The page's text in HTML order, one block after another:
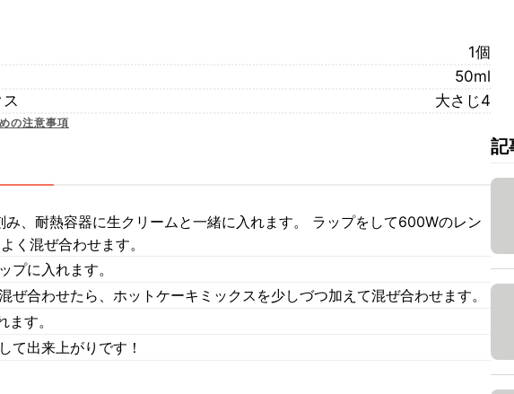
1個
50ml
大さじ4
の注意事項
み、耐熱容器に生クリームと一緒に入れます。 ラップをして600Wのレン
く混ぜ合わせます。
プに入れます。
ぜ合わせたら、ホットケーキミックスを少しづつ加えて混ぜ合わせます。
す。
て出来上がりです！
記